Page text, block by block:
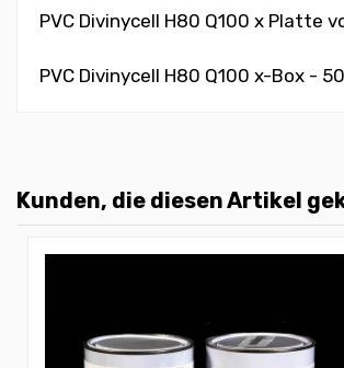
PVC Divinycell H80 Q100 x Platte
PVC Divinycell H80 Q100 x-Box -
Kunden, die diesen Artikel